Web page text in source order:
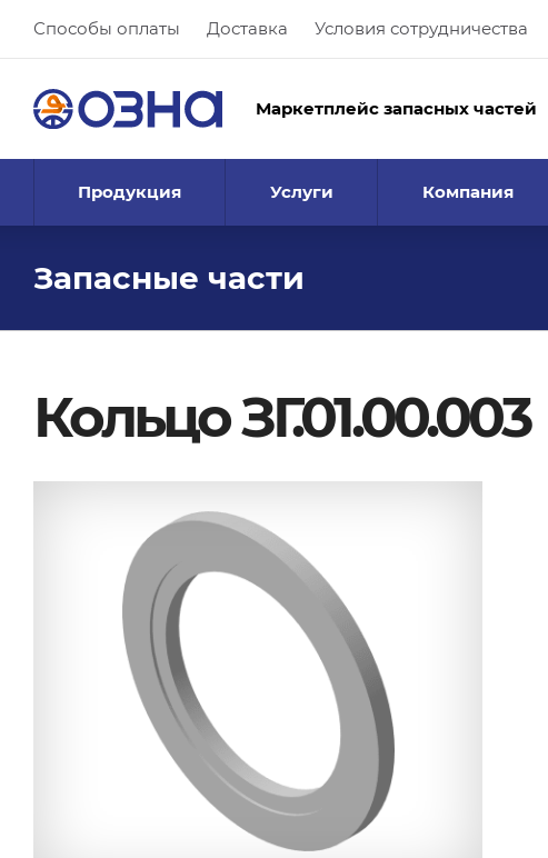
Способы оплаты Доставка Условия сотрудничества
Маркетплейс запасных частей
Продукция Услуги Компания
Запасные части
Кольцо ЗГ.01.00.003